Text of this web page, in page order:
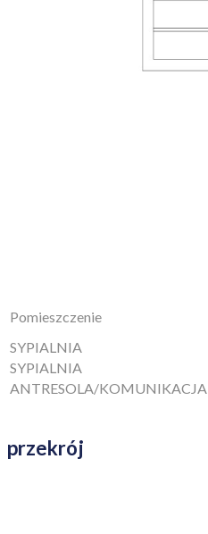
Pomieszczenie
SYPIALNIA
SYPIALNIA
ANTRESOLA/KOMUNIKACJA
przekrój